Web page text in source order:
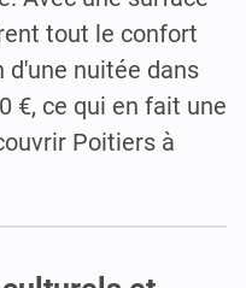
tout le confort
d'une nuitée dans
€, ce qui en fait une
Poitiers à